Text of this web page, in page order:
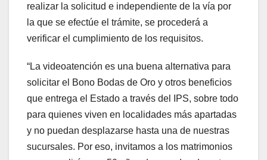
realizar la solicitud e independiente de la vía por
la que se efectúe el trámite, se procederá a
verificar el cumplimiento de los requisitos.
“La videoatención es una buena alternativa para
solicitar el Bono Bodas de Oro y otros beneficios
que entrega el Estado a través del IPS, sobre todo
para quienes viven en localidades más apartadas
y no puedan desplazarse hasta una de nuestras
sucursales. Por eso, invitamos a los matrimonios